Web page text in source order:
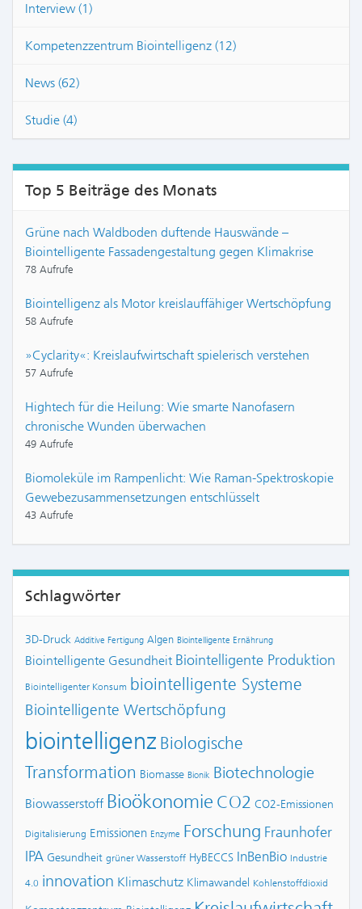
Interview (1)
Kompetenzzentrum Biointelligenz (12)
News (62)
Studie (4)
Top 5 Beiträge des Monats
Grüne nach Waldboden duftende Hauswände –
Biointelligente Fassadengestaltung gegen Klimakrise
78 Aufrufe
Biointelligenz als Motor kreislauffähiger Wertschöpfung
58 Aufrufe
»Cyclarity«: Kreislaufwirtschaft spielerisch verstehen
57 Aufrufe
Hightech für die Heilung: Wie smarte Nanofasern
chronische Wunden überwachen
49 Aufrufe
Biomoleküle im Rampenlicht: Wie Raman-Spektroskopie
Gewebezusammensetzungen entschlüsselt
43 Aufrufe
Schlagwörter
3D-Druck Additive Fertigung Algen Biointelligente Ernährung
Biointelligente Gesundheit Biointelligente Produktion
Biointelligenter Konsum biointelligente Systeme
Biointelligente Wertschöpfung
biointelligenz Biologische
Transformation Biomasse Bionik Biotechnologie
Biowasserstoff Bioökonomie CO2 CO2-Emissionen
Digitalisierung Emissionen Enzyme Forschung Fraunhofer
IPA Gesundheit grüner Wasserstoff HyBECCS InBenBio Industrie
4.0 innovation Klimaschutz Klimawandel Kohlenstoffdioxid